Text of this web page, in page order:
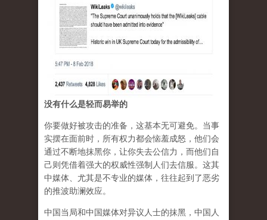
没有什么是轻而易举的
你要做好被攻击的准备，这基本无可避免。当事
实摆在面前时，所有权力都会恼羞成怒，他们会
通过不断地抹黑你，让你失去公信力，而他们自
己则凭借着强大的权威性强制人们去信服。这其
中媒体、尤其是不专业的媒体，往往起到了恶劣
的推波助澜效应。
中国当局和中国媒体对异议人士的抹黑，中国人